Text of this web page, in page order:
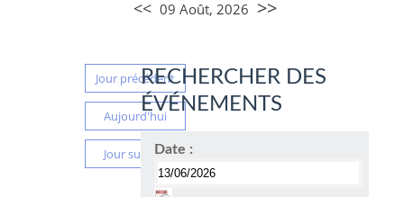
<< 09 Août, 2026 >>
Jour précédent
Aujourd'hui
Jour suivant
RECHERCHER DES
ÉVÉNEMENTS
Date :